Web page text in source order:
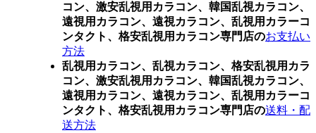
コン、激安乱視用カラコン、韓国乱視カラコン、
遠視用カラコン、遠視カラコン、乱視用カラーコ
ンタクト、格安乱視用カラコン専門店のお支払い
方法
乱視用カラコン、乱視カラコン、格安乱視用カラ
コン、激安乱視用カラコン、韓国乱視カラコン、
遠視用カラコン、遠視カラコン、乱視用カラーコ
ンタクト、格安乱視用カラコン専門店の送料・配
送方法